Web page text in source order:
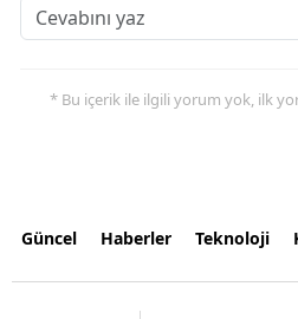
* Bu içerik ile ilgili yorum yok, ilk
Güncel Haberler Teknoloji